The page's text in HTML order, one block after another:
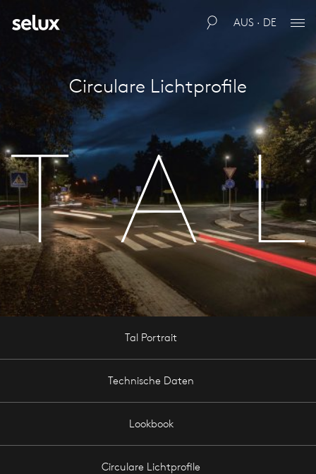
AUS · DE
Circulare Lichtprofile
Tal Portrait
Technische Daten
Lookbook
Circulare Lichtprofile